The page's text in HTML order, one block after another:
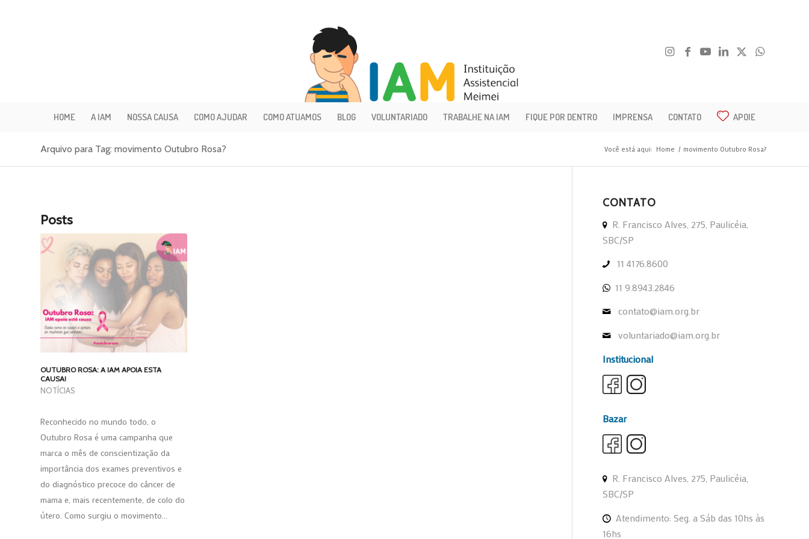
HOME A IAM NOSSA CAUSA COMO AJUDAR COMO ATUAMOS BLOG VOLUNTARIADO TRABALHE NA IAM FIQUE POR DENTRO IMPRENSA CONTATO APOIE
Arquivo para Tag: movimento Outubro Rosa? Você está aqui: Home / movimento Outubro Rosa?
Posts
OUTUBRO ROSA: A IAM APOIA ESTA
CAUSA!
NOTÍCIAS
Reconhecido no mundo todo, o
Outubro Rosa é uma campanha que
marca o mês de conscientização da
importância dos exames preventivos e
do diagnóstico precoce do câncer de
mama e, mais recentemente, de colo do
útero. Como surgiu o movimento…
CONTATO
R. Francisco Alves, 275, Paulicéia,
SBC/SP
11 4176.8600
11 9.8943.2846
contato@iam.org.br
voluntariado@iam.org.br
Institucional
Bazar
R. Francisco Alves, 275, Paulicéia,
SBC/SP
Atendimento: Seg. a Sáb das 10hs às
16hs